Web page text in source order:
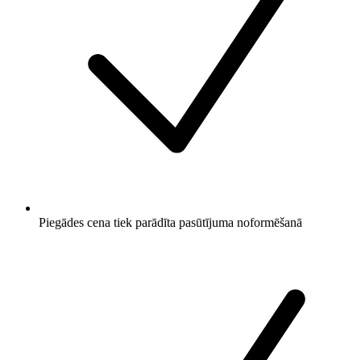
Piegādes cena tiek parādīta pasūtījuma noformēšanā